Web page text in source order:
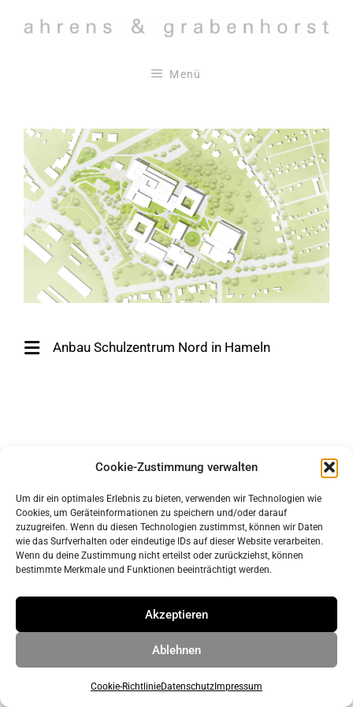
Cookie-Zustimmung verwalten
Um dir ein optimales Erlebnis zu bieten, verwenden wir Technologien wie
Cookies, um Geräteinformationen zu speichern und/oder darauf
zuzugreifen. Wenn du diesen Technologien zustimmst, können wir Daten
wie das Surfverhalten oder eindeutige IDs auf dieser Website verarbeiten.
Wenn du deine Zustimmung nicht erteilst oder zurückziehst, können
bestimmte Merkmale und Funktionen beeinträchtigt werden.
Akzeptieren
Ablehnen
Cookie-RichtlinieDatenschutz Impressum
Inhalt
Menü
Anbau Schulzentrum Nord in Hameln
Impressum
Datenschutz
© 2026 ahrens & grabenhorst architekten stadtplaner Part
• Erstellt mitGeneratePress